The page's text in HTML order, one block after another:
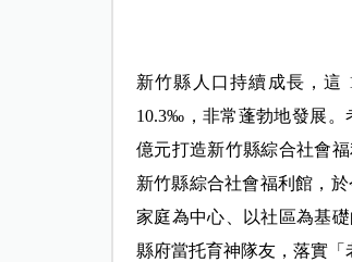
新竹縣人口持續成長，這
10.3‰，非常蓬勃地發展。
億元打造新竹縣綜合社會
新竹縣綜合社會福利館，於
家庭為中心、以社區為基
縣府當托育神隊友，落實「